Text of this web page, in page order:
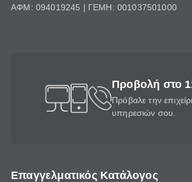
ΑΦΜ: 094019245 | ΓΕΜΗ: 001037501000
Προβολή στο
Πρόβαλε την
υπηρεσιών σου.
Επαγγελματικός Κατάλογος